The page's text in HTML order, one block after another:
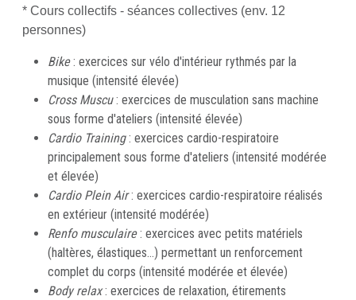
* Cours collectifs - séances collectives (env. 12
personnes)
Bike: exercices sur vélo d'intérieur rythmés par la
musique (intensité élevée)
Cross Muscu: exercices de musculation sans machine
sous forme d'ateliers (intensité élevée)
Cardio Training: exercices cardio-respiratoire
principalement sous forme d'ateliers (intensité modérée
et élevée)
Cardio Plein Air: exercices cardio-respiratoire réalisés
en extérieur (intensité modérée)
Renfo musculaire: exercices avec petits matériels
(haltères, élastiques…) permettant un renforcement
complet du corps (intensité modérée et élevée)
Body relax: exercices de relaxation, étirements